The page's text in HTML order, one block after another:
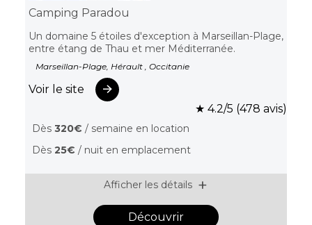
Camping Paradou
Un domaine 5 étoiles d'exception à Marseillan-Plage,
entre étang de Thau et mer Méditerranée.
Marseillan-Plage, Hérault , Occitanie
Voir le site
★ 4.2/5 (478 avis)
Dès 320€ / semaine en location
Dès 25€ / nuit en emplacement
Afficher les détails
Découvrir